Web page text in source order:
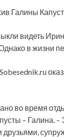
Галины
видеть
в жизни
во время
– Галина.
друзьями,